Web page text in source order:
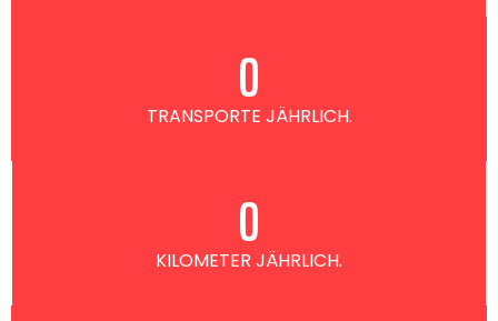
TRANSPORTE JÄHRLICH.
0
KILOMETER JÄHRLICH.
0